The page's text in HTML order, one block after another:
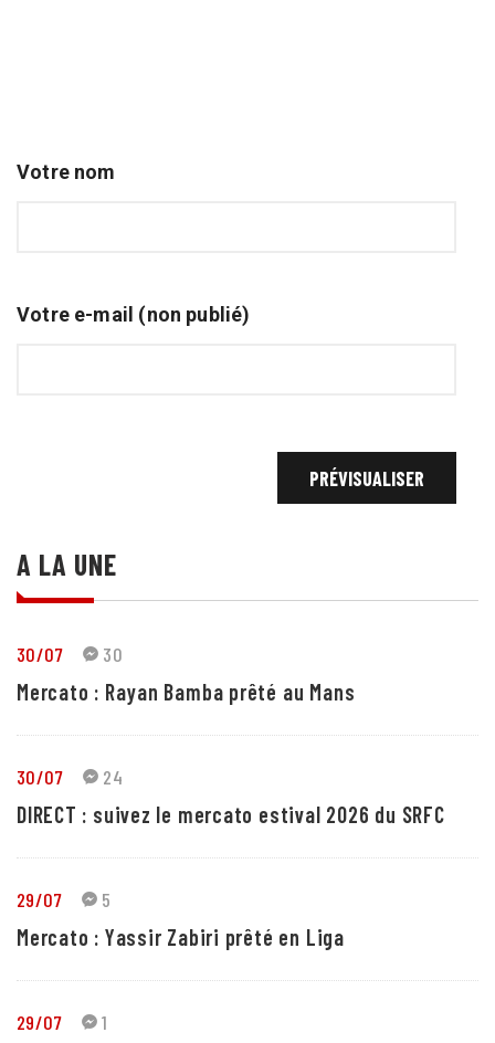
Votre nom
Votre e-mail (non publié)
A LA UNE
30/07 30
Mercato : Rayan Bamba prêté au Mans
30/07 24
DIRECT : suivez le mercato estival 2026 du SRFC
29/07 5
Mercato : Yassir Zabiri prêté en Liga
29/07 1